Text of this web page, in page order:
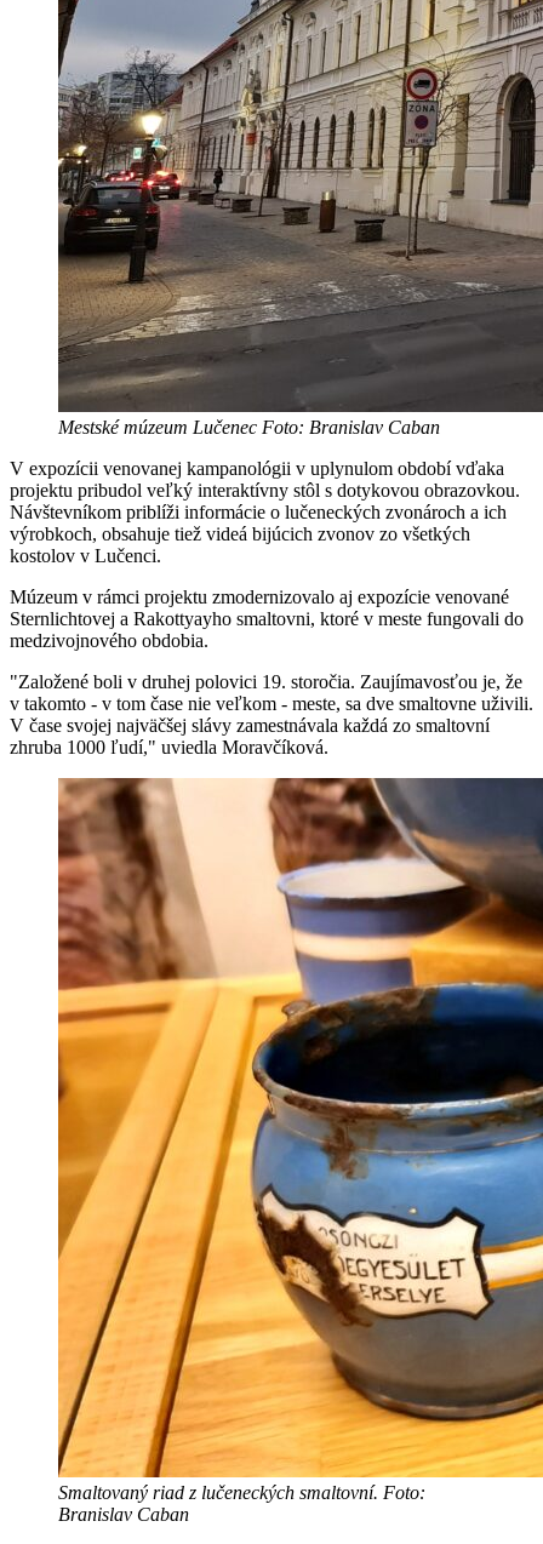
Mestské múzeum Lučenec Foto: Branislav Caban
V expozícii venovanej kampanológii v uplynulom období vďaka
projektu pribudol veľký interaktívny stôl s dotykovou obrazovkou.
Návštevníkom priblíži informácie o lučeneckých zvonároch a ich
výrobkoch, obsahuje tiež videá bijúcich zvonov zo všetkých
kostolov v Lučenci.
Múzeum v rámci projektu zmodernizovalo aj expozície venované
Sternlichtovej a Rakottyayho smaltovni, ktoré v meste fungovali do
medzivojnového obdobia.
"Založené boli v druhej polovici 19. storočia. Zaujímavosťou je, že
v takomto - v tom čase nie veľkom - meste, sa dve smaltovne uživili.
V čase svojej najväčšej slávy zamestnávala každá zo smaltovní
zhruba 1000 ľudí," uviedla Moravčíková.
Smaltovaný riad z lučeneckých smaltovní. Foto:
Branislav Caban